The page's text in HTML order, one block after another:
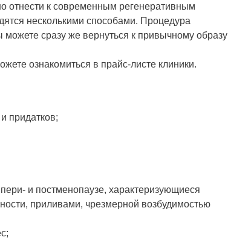
к современным регенеративным
несколькими способами. Процедура
сразу же вернуться к привычному образу
ознакомиться в прайс-листе клиники.
придатков;
и постменопаузе, характеризующиеся
приливами, чрезмерной возбудимостью